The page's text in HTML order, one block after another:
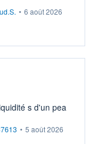
retraite.
• 6 août 2026
s d'un pea
• 5 août 2026